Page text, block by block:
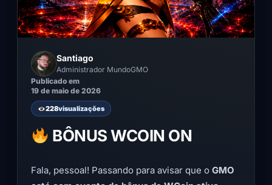
Santiago
Administrador MundoGMO
Publicado em
19 de maio de 2026
228visualizações
BÔNUS WCOIN ON
Fala, pessoal! Passando para avisar que o GMO